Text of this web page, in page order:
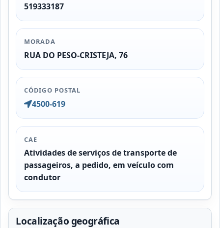
519333187
MORADA
RUA DO PESO-CRISTEJA, 76
CÓDIGO POSTAL
4500-619
CAE
Atividades de serviços de transporte de
passageiros, a pedido, em veículo com
condutor
Localização geográfica